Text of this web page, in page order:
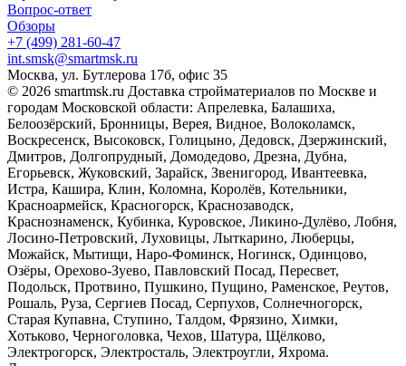
Вопрос-ответ
Обзоры
+7 (499) 281-60-47
int.smsk@smartmsk.ru
Москва, ул. Бутлерова 17б, офис 35
© 2026 smartmsk.ru Доставка стройматериалов по Москве и
городам Московской области: Апрелевка, Балашиха,
Белоозёрский, Бронницы, Верея, Видное, Волоколамск,
Воскресенск, Высоковск, Голицыно, Дедовск, Дзержинский,
Дмитров, Долгопрудный, Домодедово, Дрезна, Дубна,
Егорьевск, Жуковский, Зарайск, Звенигород, Ивантеевка,
Истра, Кашира, Клин, Коломна, Королёв, Котельники,
Красноармейск, Красногорск, Краснозаводск,
Краснознаменск, Кубинка, Куровское, Ликино-Дулёво, Лобня,
Лосино-Петровский, Луховицы, Лыткарино, Люберцы,
Можайск, Мытищи, Наро-Фоминск, Ногинск, Одинцово,
Озёры, Орехово-Зуево, Павловский Посад, Пересвет,
Подольск, Протвино, Пушкино, Пущино, Раменское, Реутов,
Рошаль, Руза, Сергиев Посад, Серпухов, Солнечногорск,
Старая Купавна, Ступино, Талдом, Фрязино, Химки,
Хотьково, Черноголовка, Чехов, Шатура, Щёлково,
Электрогорск, Электросталь, Электроугли, Яхрома.